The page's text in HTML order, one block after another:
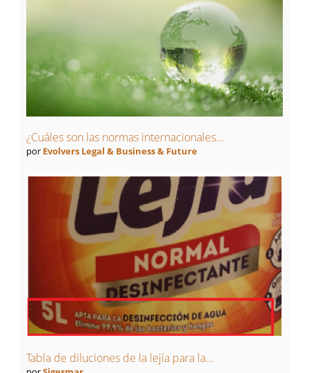
¿Cuáles son las normas internacionales...
por Evolvers Legal & Business & Future
Tabla de diluciones de la lejía para la...